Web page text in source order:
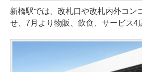
新橋駅では、改札口や改札内外コン
せ、7月より物販、飲食、サービス4